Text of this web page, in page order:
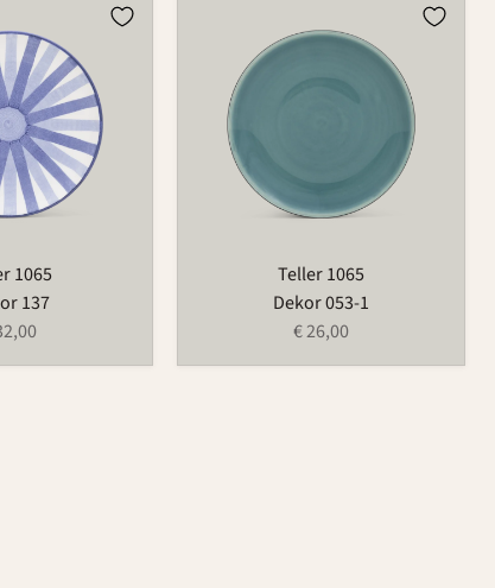
1065
137
Teller 1065
Dekor 053-1
€ 26,00